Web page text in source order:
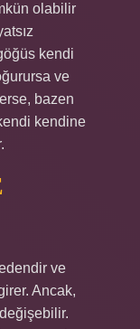
olabilir
kendi
ve
bazen
kendine
ve
Ancak,